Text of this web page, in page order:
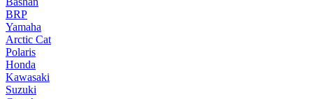
BRP
Yamaha
Arctic Cat
Polaris
Honda
Kawasaki
Suzuki